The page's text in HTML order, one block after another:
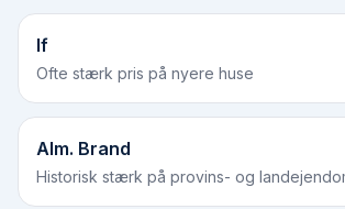
If
Ofte stærk pris på nyere huse
Alm. Brand
Historisk stærk på provins- og